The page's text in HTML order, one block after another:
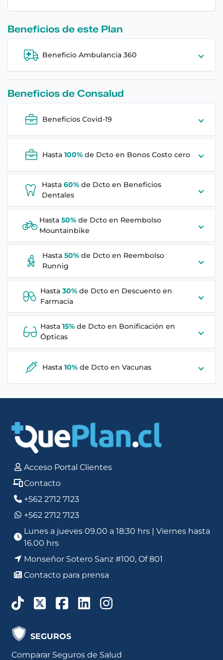
Beneficios de este Plan
Beneficio Ambulancia 360
Beneficios de Consalud
Beneficios Covid-19
Hasta 100% de Dcto en Bonos Costo cero
Hasta 60%de Dcto en Beneficios
Dentales
Hasta50% de Dcto en Reembolso
Mountainbike
Hasta 50%de Dcto en Reembolso
Runnig
Hasta 30%de Dcto en Descuento en
Farmacia
Hasta15% de Dcto en Bonificación en
Ópticas
Hasta 10% de Dcto en Vacunas
Acceso Portal Clientes
Contacto
+562 2712 7123
+562 2712 7123
Lunes a jueves 09.00 a 18:30 hrs | Viernes hasta
16.00 hrs
Monseñor Sotero Sanz #100, Of 801
Contacto para prensa
SEGUROS
Comparar Seguros de Salud